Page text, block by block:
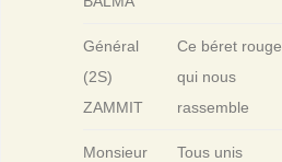
Général
(2S)
ZAMMIT
Ce béret rouge
qui nous
rassemble
Monsieur
Tous unis